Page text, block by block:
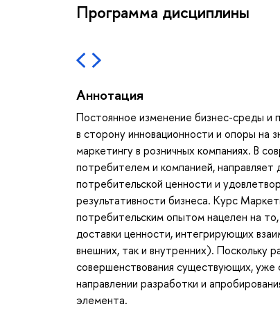
Программа дисциплины
Аннотация
Постоянное изменение бизнес-среды и
в сторону инновационности и опоры на
маркетингу в розничных компаниях. В
потребителем и компанией, направляет
потребительской ценности и
результативности бизнеса. Курс
потребительским опытом нацелен на
доставки ценности, интегрирующих
внешних, так и внутренних). Поскольку
совершенствования существующих, уже
направлении разработки и
элемента.